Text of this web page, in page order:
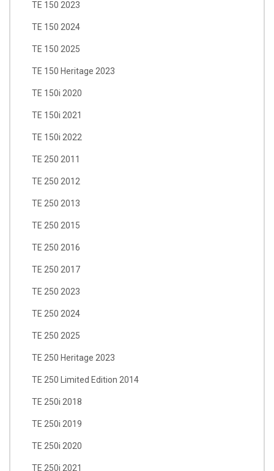
TE 150 2023
TE 150 2024
TE 150 2025
TE 150 Heritage 2023
TE 150i 2020
TE 150i 2021
TE 150i 2022
TE 250 2011
TE 250 2012
TE 250 2013
TE 250 2015
TE 250 2016
TE 250 2017
TE 250 2023
TE 250 2024
TE 250 2025
TE 250 Heritage 2023
TE 250 Limited Edition 2014
TE 250i 2018
TE 250i 2019
TE 250i 2020
TE 250i 2021